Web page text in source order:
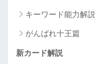
キーワード能力解説
がんばれ十王篇
新カード解説